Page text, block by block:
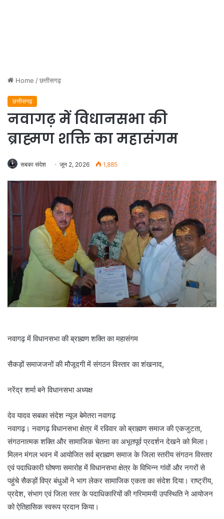
Home /छत्तीसगढ़
छत्तीसगढ़
नवागढ़ में विधानसभा की
ब्राह्मण शक्ति का महासंगम
सबका संदेश जून 2, 2026 1,885
नवागढ़ में विधानसभा की ब्राह्मण शक्ति का महासंगम
सैकड़ों समाजजनों की मौजूदगी में संगठन विस्तार का शंखनाद,
नरेंद्र शर्मा बने विधानसभा अध्यक्ष
देव यादव सबका संदेश न्यूज बेमेतरा नवागढ़
नवागढ़। नवागढ़ विधानसभा क्षेत्र में रविवार को ब्राह्मण समाज की एकजुटता,
संगठनात्मक शक्ति और सामाजिक चेतना का अभूतपूर्व प्रदर्शन देखने को मिला।
मिलन मंगल भवन में आयोजित सर्व ब्राह्मण समाज के जिला स्तरीय संगठन विस्तार
एवं पदाधिकारी घोषणा समारोह में विधानसभा क्षेत्र के विभिन्न गांवों और नगरों से
पहुंचे सैकड़ों विप्र बंधुओं ने भाग लेकर सामाजिक एकता का संदेश दिया। राष्ट्रीय,
प्रदेश, संभाग एवं जिला स्तर के पदाधिकारियों की गरिमामयी उपस्थिति ने आयोजन
को ऐतिहासिक स्वरूप प्रदान किया।